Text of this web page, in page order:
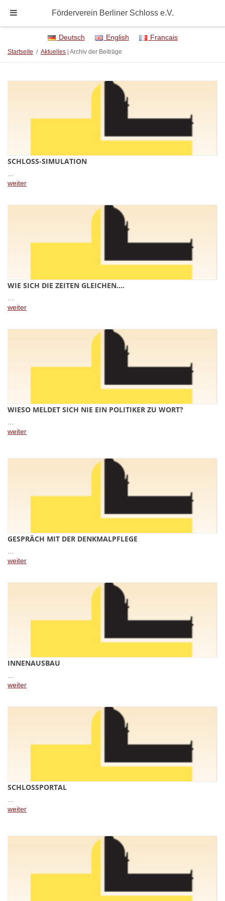
Deutsch English Francais
Startseite / Aktuelles | Archiv der Beiträge
SCHLOSS-SIMULATION
...
weiter
WIE SICH DIE ZEITEN GLEICHEN….
...
weiter
WIESO MELDET SICH NIE EIN POLITIKER ZU WORT?
...
weiter
GESPRÄCH MIT DER DENKMALPFLEGE
...
weiter
INNENAUSBAU
...
weiter
SCHLOSSPORTAL
...
weiter
Förderverein Berliner Schloss e.V.